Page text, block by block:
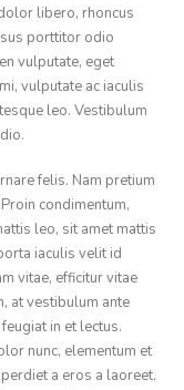
libero, rhoncus
porttitor odio
vulputate, eget
vulputate ac iaculis
leo. Vestibulum
felis. Nam pretium
condimentum,
leo, sit amet mattis
iaculis velit id
vitae, efficitur vitae
at vestibulum ante
in et lectus.
nunc, elementum et
a eros a laoreet.